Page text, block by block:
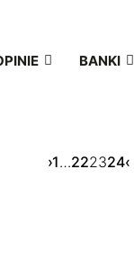
BANKI
›1…Page
22Page
2324‹